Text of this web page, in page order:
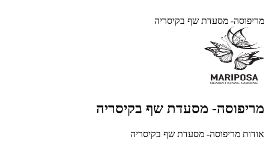
מריפוסה- מסעדת שף בקיסריה
מריפוסה- מסעדת שף בקיסריה
אודות מריפוסה- מסעדת שף בקיסריה